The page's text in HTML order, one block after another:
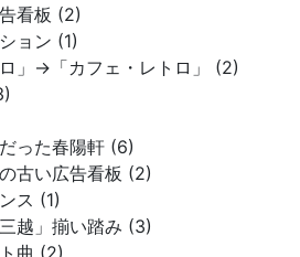
看板 (2)
ョン (1)
ロ」→「カフェ・レトロ」 (2)
った春陽軒 (6)
古い広告看板 (2)
ス (1)
越」揃い踏み (3)
曲 (2)